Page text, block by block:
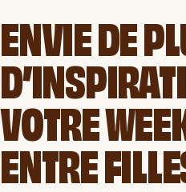
ENVIE DE
VOTRE
ENTRE